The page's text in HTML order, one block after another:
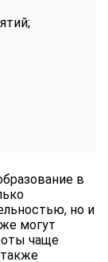
в
но и
могут
чаще